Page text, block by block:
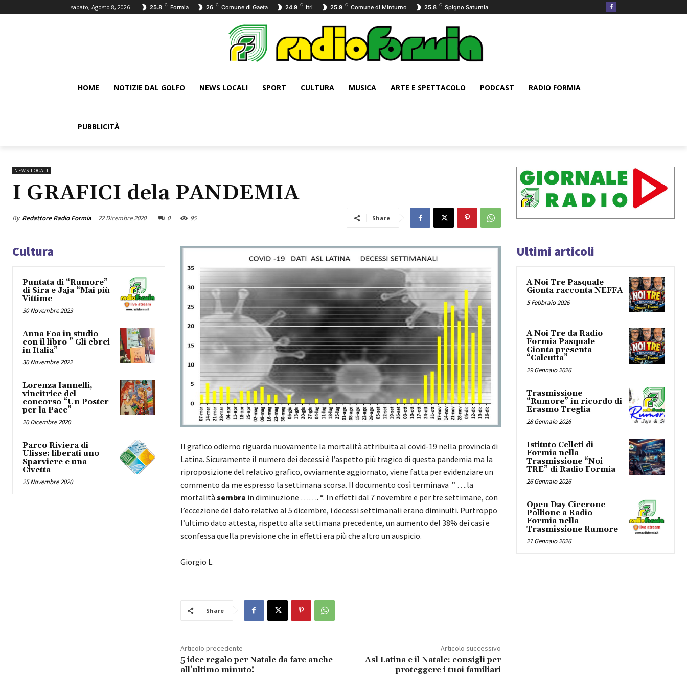
sabato, Agosto 8, 2026 25.8 C Formia 26 C Comune di Gaeta 24.9 C Itri 25.9 C Comune di Minturno 25.8 C Spigno Saturnia
HOME NOTIZIE DAL GOLFO NEWS LOCALI SPORT CULTURA MUSICA ARTE E SPETTACOLO PODCAST RADIO FORMIA
PUBBLICITÀ
NEWS LOCALI
I GRAFICI dela PANDEMIA
By Redattore Radio Formia 22 Dicembre 2020 0 95 Share
Cultura
Puntata di “Rumore”
di Sira e Jaja “Mai più
Vittime
30 Novembre 2023
Anna Foa in studio
con il libro ” Gli ebrei
in Italia”
30 Novembre 2022
Lorenza Iannelli,
vincitrice del
concorso “Un Poster
per la Pace”
20 Dicembre 2020
Parco Riviera di
Ulisse: liberati uno
Sparviere e una
Civetta
25 Novembre 2020
Il grafico odierno riguarda nuovamente la mortalità attribuita al covid-19 nella provincia di
Latina. Sicuramente il numero dei decessi è l’aspetto più tragico di questa pandemia ma la
riproposizione del relativo grafico, ovviamente aggiornato, viene fatta per evidenziare un
commento da me espresso la settimana scorsa. Il documento così terminava ” ….la
mortalità sembra in diminuzione ……. “. In effetti dal 7 novembre e per tre settimane, con
l’eccezione del dato relativo al 5 dicembre, i decessi settimanali erano diminuiti. Purtroppo
l’ultimo dato attesta, rispetto alla settimana precedente, un aumento del 38% dei casi e
sconfessa quella previsione che in effetti era più che altro un auspicio.
Giorgio L.
Share
Articolo precedente
5 idee regalo per Natale da fare anche
all’ultimo minuto!
Articolo successivo
Asl Latina e il Natale: consigli per
proteggere i tuoi familiari
Ultimi articoli
A Noi Tre Pasquale
Gionta racconta NEFFA
5 Febbraio 2026
A Noi Tre da Radio
Formia Pasquale
Gionta presenta
“Calcutta”
29 Gennaio 2026
Trasmissione
“Rumore” in ricordo di
Erasmo Treglia
28 Gennaio 2026
Istituto Celleti di
Formia nella
Trasmissione “Noi
TRE” di Radio Formia
26 Gennaio 2026
Open Day Cicerone
Pollione a Radio
Formia nella
Trasmissione Rumore
21 Gennaio 2026